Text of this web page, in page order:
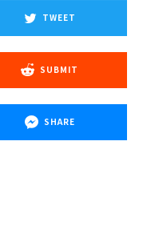
TWEET
SUBMIT
SHARE